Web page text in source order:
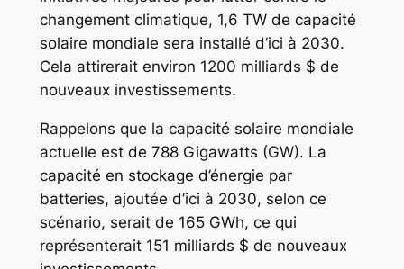
changement climatique, 1,6 TW de capacité
solaire mondiale sera installé d’ici à 2030.
Cela attirerait environ 1200 milliards $ de
nouveaux investissements.
Rappelons que la capacité solaire mondiale
actuelle est de 788 Gigawatts (GW). La
capacité en stockage d’énergie par
batteries, ajoutée d’ici à 2030, selon ce
scénario, serait de 165 GWh, ce qui
représenterait 151 milliards $ de nouveaux